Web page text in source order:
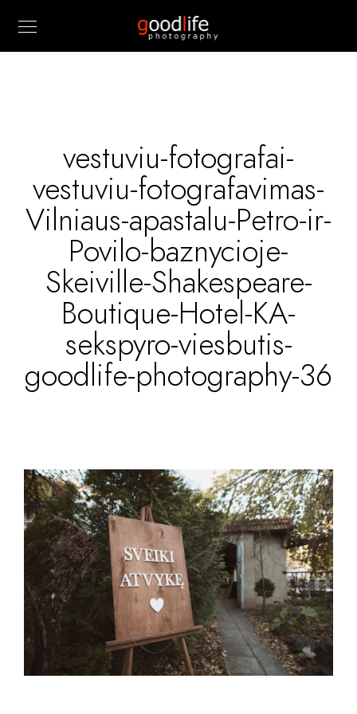
vestuviu-fotografai-
vestuviu-fotografavimas-
Vilniaus-apastalu-Petro-ir-
Povilo-baznycioje-
Skeiville-Shakespeare-
Boutique-Hotel-KA-
sekspyro-viesbutis-
goodlife-photography-36